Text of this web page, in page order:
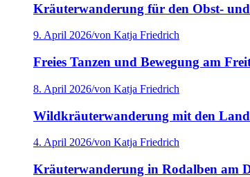
Kräuterwanderung für den Obst-
9. April 2026/von Katja Friedrich
Freies Tanzen und Bewegung am
8. April 2026/von Katja Friedrich
Wildkräuterwanderung mit den
4. April 2026/von Katja Friedrich
Kräuterwanderung in Rodalben am